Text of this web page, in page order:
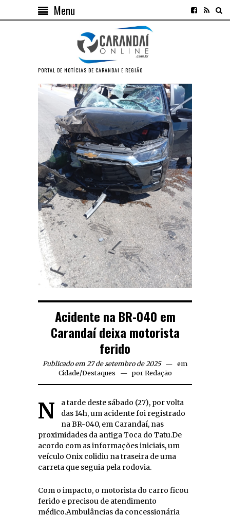
Menu
PORTAL DE NOTÍCIAS DE CARANDAI E REGIÃO
Acidente na BR-040 em
Carandaí deixa motorista
ferido
Publicado em 27 de setembro de 2025
em
Cidade/Destaques por Redação
Na tarde deste sábado (27), por volta
das 14h, um acidente foi registrado
na BR-040, em Carandaí, nas
proximidades da antiga Toca do Tatu.De
acordo com as informações iniciais, um
veículo Onix colidiu na traseira de uma
carreta que seguia pela rodovia.
Com o impacto, o motorista do carro ficou
ferido e precisou de atendimento
médico.Ambulâncias da concessionária